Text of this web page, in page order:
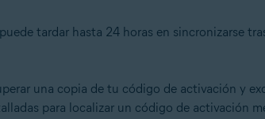
tardar hasta 24 horas en sincronizarse
una copia de tu código de activación y
para localizar un código de activación